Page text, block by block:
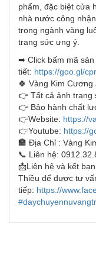
phẩm, đặc biệt cửa
nhà nước công
trong ngành vàng
trang sức ưng ý.
➡ Click bấm mã
tiết: https://goo.gl/
🍀 Vàng Kim
👉 Tất cả ảnh trang
👉 Bảo hành chất
👉Website: https://
👉Youtube: https://
🏣 Địa Chỉ : Vàng
📞 Liên hệ:
📩Liên hệ và kết
Thiều để được tư
tiếp: https://